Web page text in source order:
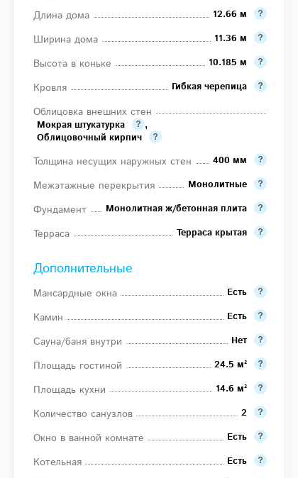
Длина дома 12.66 м
Ширина дома 11.36 м
Высота в коньке 10.185 м
Кровля Гибкая черепица
Облицовка внешних стен
Мокрая штукатурка
,
Облицовочный кирпич
Толщина несущих наружных стен 400 мм
Межэтажные перекрытия Монолитные
Фундамент Монолитная ж/бетонная плита
Терраса Терраса крытая
Дополнительные
Мансардные окна Есть
Камин Есть
Сауна/баня внутри Нет
Площадь гостиной 24.5 м²
Площадь кухни 14.6 м²
Количество санузлов 2
Окно в ванной комнате Есть
Котельная Есть